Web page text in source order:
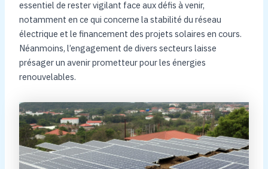
essentiel de rester vigilant face aux défis à venir,
notamment en ce qui concerne la stabilité du réseau
électrique et le financement des projets solaires en cours.
Néanmoins, l’engagement de divers secteurs laisse
présager un avenir prometteur pour les énergies
renouvelables.